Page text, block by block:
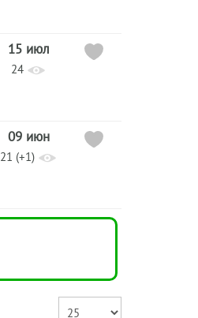
15 июл
24
09 июн
21 (+1)